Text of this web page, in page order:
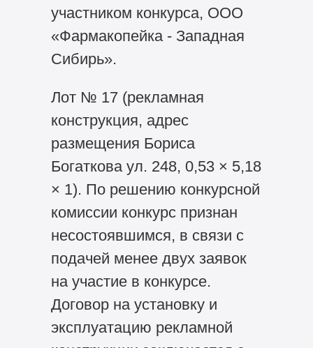
участником конкурса, ООО
«Фармакопейка - Западная
Сибирь».
Лот № 17 (рекламная
конструкция, адрес
размещения Бориса
Богаткова ул. 248, 0,53 × 5,18
× 1). По решению конкурсной
комиссии конкурс признан
несостоявшимся, в связи с
подачей менее двух заявок
на участие в конкурсе.
Договор на установку и
эксплуатацию рекламной